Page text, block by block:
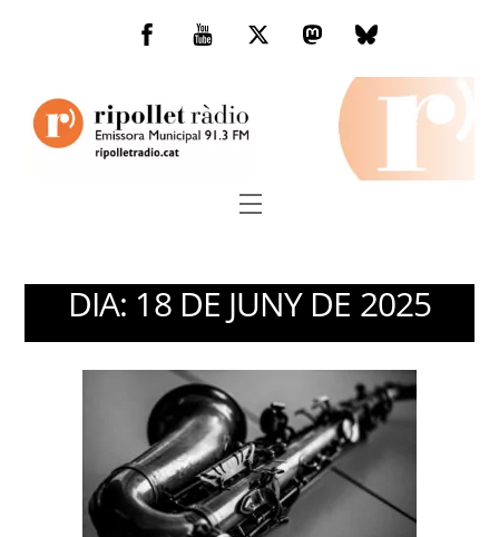
Facebook
You
TwitterMastodonBluesky
Menu
DIA: 18 DE JUNY DE 2025